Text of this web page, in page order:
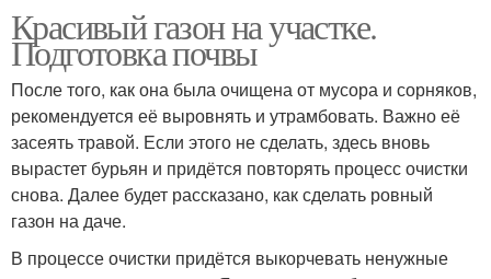
Красивый газон на участке.
Подготовка почвы
После того, как она была очищена от мусора и сорняков,
рекомендуется её выровнять и утрамбовать. Важно её
засеять травой. Если этого не сделать, здесь вновь
вырастет бурьян и придётся повторять процесс очистки
снова. Далее будет рассказано, как сделать ровный
газон на даче.
В процессе очистки придётся выкорчевать ненужные